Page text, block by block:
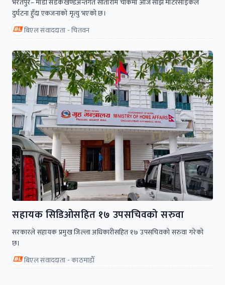
भरतपुर– माडी सडकखण्डअन्तर्गत सीताराम चोकमा आज साँझ मोटरसाइकल
दुर्घटना हुँदा एकजनाको मृत्यु भएको छ।
बिएल संवाददाता - चितवन
सहायक सिडिओसहित १७ उपसचिवको सरुवा
सरकारले सहायक प्रमुख जिल्ला अधिकारीसहित १७ उपसचिवको सरुवा गरेको
छ।
बिएल संवाददाता - काठमाडाैँ